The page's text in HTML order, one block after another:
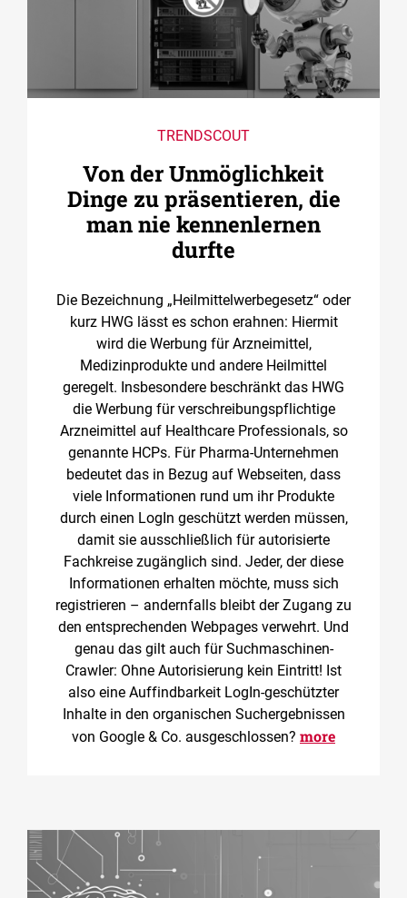
TRENDSCOUT
Von der Unmöglichkeit
Dinge zu präsentieren, die
man nie kennenlernen
durfte
Die Bezeichnung „Heilmittelwerbegesetz“ oder
kurz HWG lässt es schon erahnen: Hiermit
wird die Werbung für Arzneimittel,
Medizinprodukte und andere Heilmittel
geregelt. Insbesondere beschränkt das HWG
die Werbung für verschreibungspflichtige
Arzneimittel auf Healthcare Professionals, so
genannte HCPs. Für Pharma-Unternehmen
bedeutet das in Bezug auf Webseiten, dass
viele Informationen rund um ihr Produkte
durch einen LogIn geschützt werden müssen,
damit sie ausschließlich für autorisierte
Fachkreise zugänglich sind. Jeder, der diese
Informationen erhalten möchte, muss sich
registrieren – andernfalls bleibt der Zugang zu
den entsprechenden Webpages verwehrt. Und
genau das gilt auch für Suchmaschinen-
Crawler: Ohne Autorisierung kein Eintritt! Ist
also eine Auffindbarkeit LogIn-geschützter
Inhalte in den organischen Suchergebnissen
von Google & Co. ausgeschlossen? more